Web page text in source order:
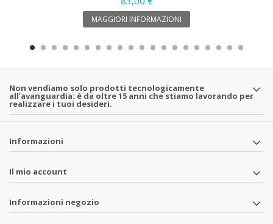
MAGGIORI INFORMAZIONI
Non vendiamo solo prodotti tecnologicamente
all’avanguardia: è da oltre 15 anni che stiamo lavorando per
realizzare i tuoi desideri.
Informazioni
Il mio account
Informazioni negozio